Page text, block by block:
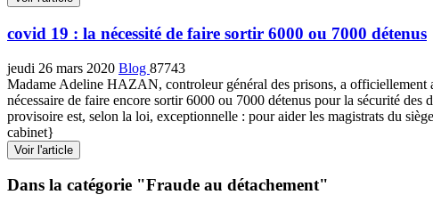
covid 19 : la nécessité de faire sortir 6000 ou 7000 détenus
jeudi 26 mars 2020 Blog 87743
Madame Adeline HAZAN, controleur général des prisons, a officiellement
nécessaire de faire encore sortir 6000 ou 7000 détenus pour la sécurité
provisoire est, selon la loi, exceptionnelle : pour aider les magistrats du
cabinet}
Voir l'article
Dans la catégorie "Fraude au détachement"